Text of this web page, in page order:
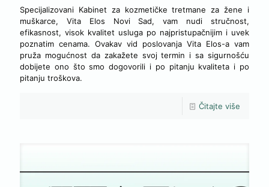
Specijalizovani Kabinet za kozmetičke tretmane za žene i
muškarce, Vita Elos Novi Sad, vam nudi stručnost,
efikasnost, visok kvalitet usluga po najpristupačnijim i uvek
poznatim cenama. Ovakav vid poslovanja Vita Elos-a vam
pruža mogućnost da zakažete svoj termin i sa sigurnošću
dobijete ono što smo dogovorili i po pitanju kvaliteta i po
pitanju troškova.
Čitajte više